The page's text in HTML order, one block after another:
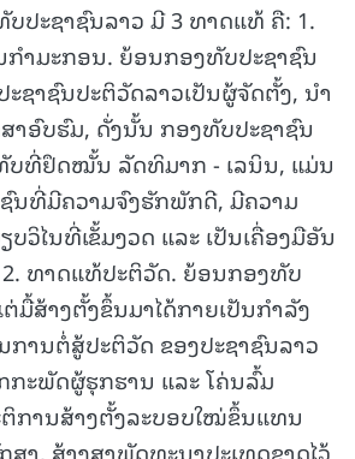
ປະຊາຊົນລາວ ມີ 3 ທາດແທ້ ຄື: 1.
ຳມະກອນ. ຍ້ອນກອງທັບປະຊາຊົນ
ຊາຊົນປະຕິວັດລາວເປັນຜູ້ຈັດຕັ້ງ, ນໍາ
າອົບຮົມ, ດັ່ງນັ້ນ ກອງທັບປະຊາຊົນ
ບທີ່ຢຶດໝັ້ນ ລັດທິມາກ - ເລນິນ, ແມ່ນ
ນທີ່ມີຄວາມຈົງຮັກພັກດີ, ມີຄວາມ
ວິໄນທີ່ເຂັ້ມງວດ ແລະ ເປັນເຄື່ອງມືອັນ
ທາດແທ້ປະຕິວັດ. ຍ້ອນກອງທັບ
ມື້ສ້າງຕັ້ງຂຶ້ນມາໄດ້ກາຍເປັນກຳລັງ
ານຕໍ່ສູ້ປະຕິວັດ ຂອງປະຊາຊົນລາວ
ກະພັດຜູ້ຮຸກຮານ ແລະ ໂຄ່ນລົ້ມ
ການສ້າງຕັ້ງລະບອບໃໝ່ຂຶ້ນແທນ
າ, ສ້າງສາພັດທະນາປະເທດຊາດໄວ້